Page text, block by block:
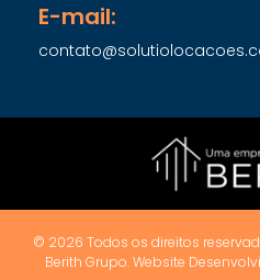
E-mail:
© 2026 Todos os direitos
Berith Grupo. Website